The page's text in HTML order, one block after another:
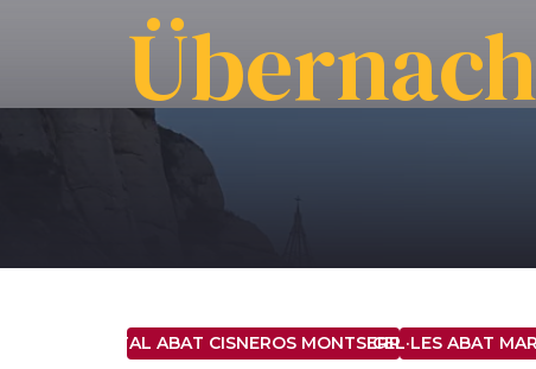
HOSTAL ABAT CISNEROS MONTSERRAT ***
CEL·LES ABAT